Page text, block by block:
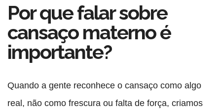
Por que falar sobre
cansaço materno é
importante?
Quando a gente reconhece o cansaço como algo
real, não como frescura ou falta de força, criamos